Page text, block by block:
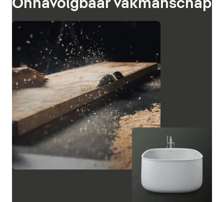
Onnavolgbaar vakmanschap